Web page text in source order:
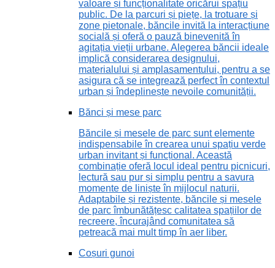
valoare și funcționalitate oricărui spațiu
public. De la parcuri și piețe, la trotuare și
zone pietonale, băncile invită la interacțiune
socială și oferă o pauză binevenită în
agitația vieții urbane. Alegerea băncii ideale
implică considerarea designului,
materialului și amplasamentului, pentru a se
asigura că se integrează perfect în contextul
urban și îndeplinește nevoile comunității.
Bănci și mese parc
Băncile și mesele de parc sunt elemente
indispensabile în crearea unui spațiu verde
urban invitant și funcțional. Această
combinație oferă locul ideal pentru picnicuri,
lectură sau pur și simplu pentru a savura
momente de liniște în mijlocul naturii.
Adaptabile și rezistente, băncile și mesele
de parc îmbunătățesc calitatea spațiilor de
recreere, încurajând comunitatea să
petreacă mai mult timp în aer liber.
Coșuri gunoi